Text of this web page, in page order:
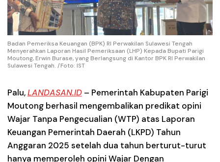
Badan Pemeriksa Keuangan (BPK) RI Perwakilan Sulawesi Tengah
Menyerahkan Laporan Hasil Pemeriksaan (LHP) Kepada Bupati Parigi
Moutong, Erwin Burase, yang Berlangsung di Kantor BPK RI Perwakilan
Sulawesi Tengah. /Foto: IST
Palu,LANDASAN.ID – Pemerintah Kabupaten Parigi
Moutong berhasil mengembalikan predikat opini
Wajar Tanpa Pengecualian (WTP) atas Laporan
Keuangan Pemerintah Daerah (LKPD) Tahun
Anggaran 2025 setelah dua tahun berturut-turut
hanya memperoleh opini Wajar Dengan